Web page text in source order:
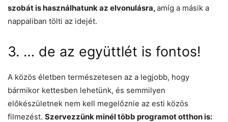
szobát is használhatunk az elvonulásra,amíg a másik a
nappaliban tölti az idejét.
3. … de az együttlét is fontos!
A közös életben természetesen az a legjobb, hogy
bármikor kettesben lehetünk, és semmilyen
előkészületnek nem kell megelőznie az esti közös
filmezést. Szervezzünk minél több programot otthon is: